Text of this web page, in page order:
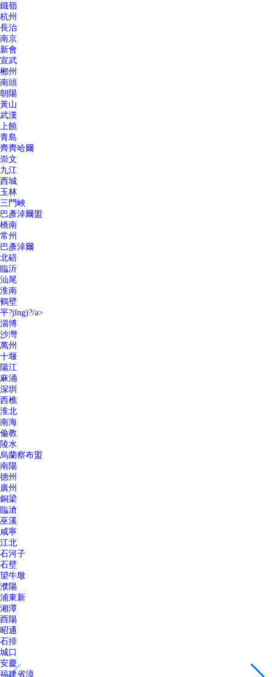
鐵嶺
杭州
長治
南京
新會
宣武
郴州
南頭
朝陽
黃山
武漢
上饒
青島
齊齊哈爾
崇文
九江
西城
玉林
三門峽
巴彥淖爾盟
橋南
常州
巴彥淖爾
北碚
臨沂
汕尾
淮南
鶴壁
平?jīng)?/a>
淄博
沙灣
萬州
十堰
陽江
麻涌
深圳
西樵
淮北
南海
倫教
陵水
烏蘭察布盟
南陽
德州
廣州
銅梁
臨滄
巫溪
咸寧
江北
石河子
石壁
望牛墩
濮陽
浦東新
湘潭
酉陽
昭通
石排
城口
安慶
福建省漳